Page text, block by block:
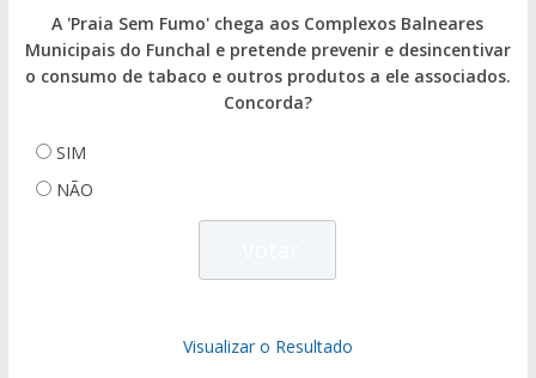
A 'Praia Sem Fumo' chega aos Complexos Balneares
Municipais do Funchal e pretende prevenir e desincentivar
o consumo de tabaco e outros produtos a ele associados.
Concorda?
SIM
NÃO
Visualizar o Resultado